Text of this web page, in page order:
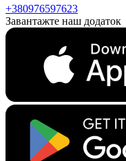
+380976597623
Завантажте наш додаток